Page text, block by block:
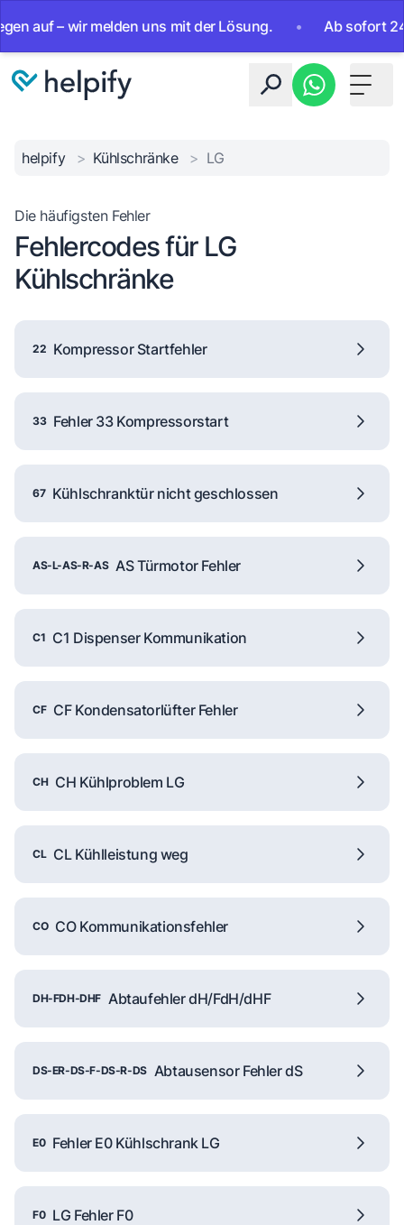
– wir melden uns mit der Lösung. • Ab sofort 24/7
Toggle
helpify > Kühlschränke > LG
Die häufigsten Fehler
Fehlercodes für LG
Kühlschränke
22 Kompressor Startfehler
33 Fehler 33 Kompressorstart
67 Kühlschranktür nicht geschlossen
AS-L-AS-R-AS AS Türmotor Fehler
C1 C1 Dispenser Kommunikation
CF CF Kondensatorlüfter Fehler
CH CH Kühlproblem LG
CL CL Kühlleistung weg
CO CO Kommunikationsfehler
DH-FDH-DHF Abtaufehler dH/FdH/dHF
DS-ER-DS-F-DS-R-DS Abtausensor Fehler dS
E0 Fehler E0 Kühlschrank LG
F0 LG Fehler F0